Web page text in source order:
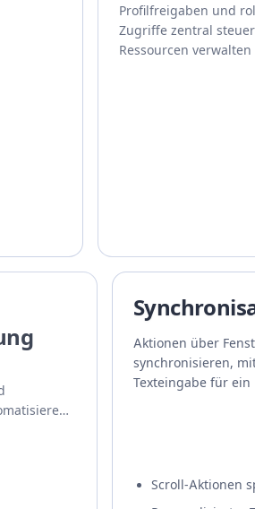
Profilfreigaben und
Zugriffe zentral
Ressourcen
Aktionen über
synchronisieren,
Texteingabe für
Scroll-Aktionen